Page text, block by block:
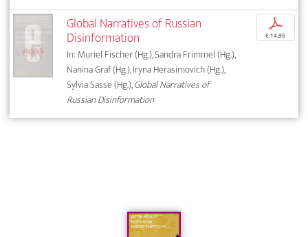
Global Narratives of Russian
Disinformation
In: Muriel Fischer (Hg.), Sandra Frimmel (Hg.),
Nanina Graf (Hg.), Iryna Herasimovich (Hg.),
Sylvia Sasse (Hg.),Global Narratives of
Russian Disinformation
p
€ 14,95